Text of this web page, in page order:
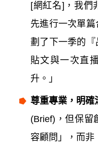
[網紅名]，我們
先進行一次單
劃了下一季的
貼文與一次直
升。」
尊重專業，明確
(Brief)，但保留
容顧問」，而非